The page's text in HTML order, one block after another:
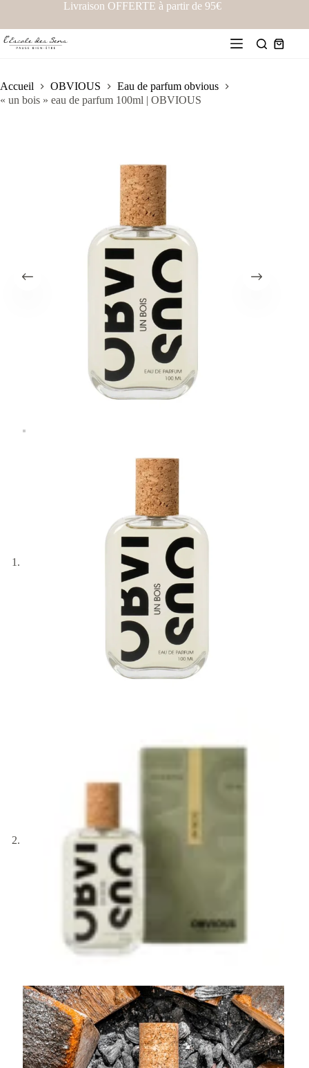
Livraison OFFERTE à partir de 95€
Accueil OBVIOUS
Eau de parfum obvious
« un bois » eau de parfum 100ml | OBVIOUS